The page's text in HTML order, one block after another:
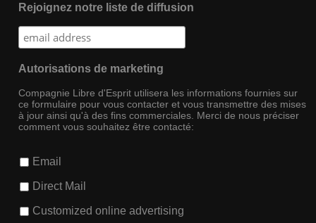
Rejoignez notre liste de diffusion
Autorisations de marketing
Compagnie Libre d'Esprit utilisera les informations fournies sur
ce formulaire pour vous contacter et vous transmettre des mises
à jour ainsi qu'à des fins commerciales. Merci de nous préciser
comment vous souhaitez être contacté:
Email
Direct Mail
Customized online advertising